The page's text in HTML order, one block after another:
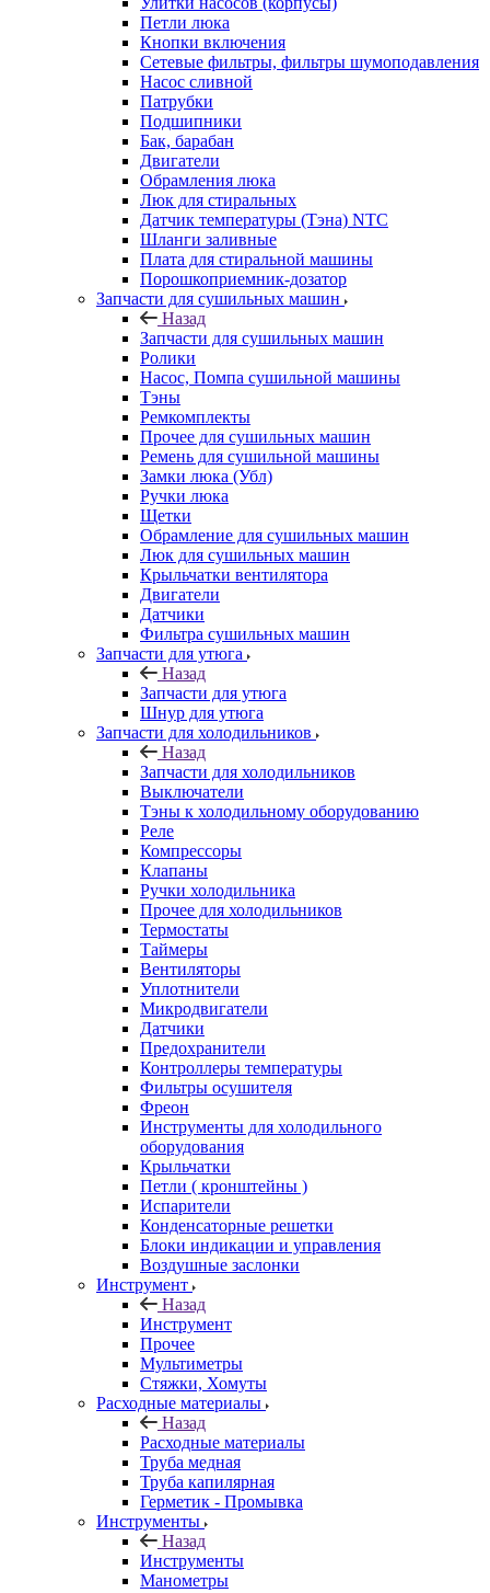
Петли люка
Кнопки включения
Сетевые фильтры, фильтры шумоподавления
Насос сливной
Патрубки
Подшипники
Бак, барабан
Двигатели
Обрамления люка
Люк для стиральных
Датчик температуры (Тэна) NTC
Шланги заливные
Плата для стиральной машины
Порошкоприемник-дозатор
Запчасти для сушильных машин
Назад
Запчасти для сушильных машин
Ролики
Насос, Помпа сушильной машины
Тэны
Ремкомплекты
Прочее для сушильных машин
Ремень для сушильной машины
Замки люка (Убл)
Ручки люка
Щетки
Обрамление для сушильных машин
Люк для сушильных машин
Крыльчатки вентилятора
Двигатели
Датчики
Фильтра сушильных машин
Запчасти для утюга
Назад
Запчасти для утюга
Шнур для утюга
Запчасти для холодильников
Назад
Запчасти для холодильников
Выключатели
Тэны к холодильному оборудованию
Реле
Компрессоры
Клапаны
Ручки холодильника
Прочее для холодильников
Термостаты
Таймеры
Вентиляторы
Уплотнители
Микродвигатели
Датчики
Предохранители
Контроллеры температуры
Фильтры осушителя
Фреон
Инструменты для холодильного
оборудования
Крыльчатки
Петли ( кронштейны )
Испарители
Конденсаторные решетки
Блоки индикации и управления
Воздушные заслонки
Инструмент
Назад
Инструмент
Прочее
Мультиметры
Стяжки, Хомуты
Расходные материалы
Назад
Расходные материалы
Труба медная
Труба капилярная
Герметик - Промывка
Инструменты
Назад
Инструменты
Манометры